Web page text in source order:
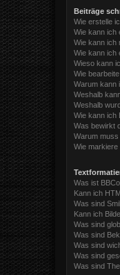
Beiträge
Wie erstelle
Wie kann ich
Wie kann ich
Wie kann ich
Wieso kann
Wie
Warum kann
Weshalb
Weshalb
Wie kann ich
Was bewirkt
Warum
Wie markiere
Was ist
Kann ich
Was sind
Kann ich
Was sind
Was sind
Was sind
Was sind
Was sind